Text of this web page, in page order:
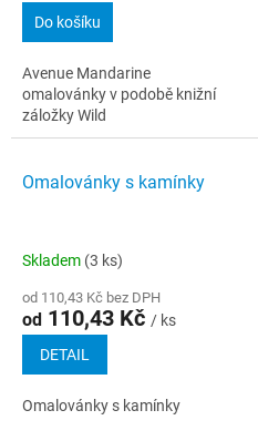
Do košíku
Avenue Mandarine
omalovánky v podobě knižní
záložky Wild
Omalovánky s kamínky
Skladem (3 ks)
od 110,43 Kč bez DPH
od 110,43 Kč / ks
DETAIL
Omalovánky s kamínky